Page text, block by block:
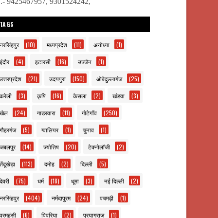
(10) मध्यप्रदेश (11) अयोध्या (1)
(4) इटारसी (16) उज्जैन (1)
(21) उदयपुरा (150) ओबेदुल्लागंज (25)
(3) कृषि (16) केसला (2) खंडवा (3)
(24) गाडरवारा (11) गोटेगाँव (250)
(5) ग्वालियर (1) चुनाव (1)
(14) ज्योतिष (20) टेक्नोलॉजी (2)
(113) दमोह (2) दिल्ली (5)
(75) धर्म (18) धूमा (3) नई दिल्ली (2)
(404) नर्मदापुरम (24) पचमढ़ी (1)
(6) पिपरिया (2) प्रयागराज (1)